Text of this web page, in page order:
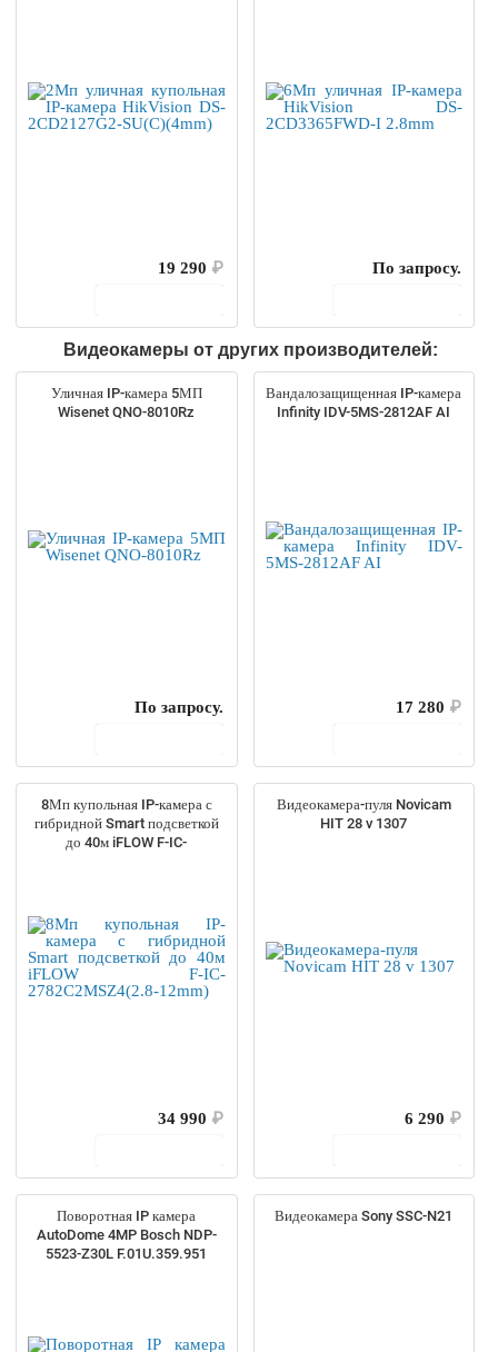
19 290 ₽
По запросу.
Видеокамеры от других производителей:
Уличная IP-камера 5МП
Wisenet QNO-8010Rz
По запросу.
Вандалозащищенная IP-камера
Infinity IDV-5MS-2812AF AI
17 280 ₽
8Мп купольная IP-камера с
гибридной Smart подсветкой
до 40м iFLOW F-IC-
34 990 ₽
Видеокамера-пуля Novicam
HIT 28 v 1307
6 290 ₽
Поворотная IP камера
AutoDome 4MP Bosch NDP-
5523-Z30L F.01U.359.951
Видеокамера Sony SSC-N21